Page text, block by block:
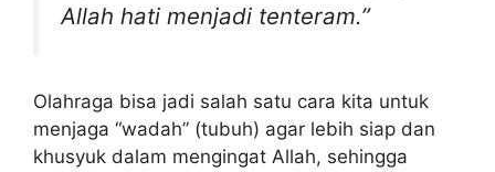
Allah hati menjadi tenteram.”
Olahraga bisa jadi salah satu cara kita untuk
menjaga “wadah” (tubuh) agar lebih siap dan
khusyuk dalam mengingat Allah, sehingga